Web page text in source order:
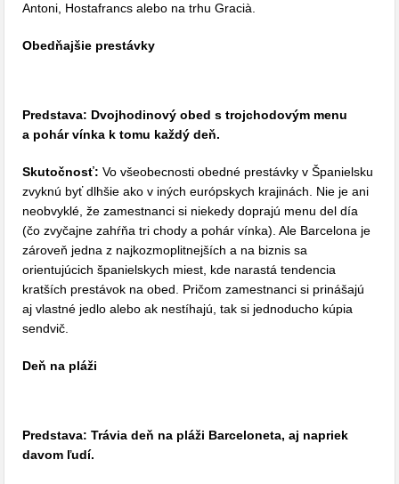
Antoni, Hostafrancs alebo na trhu Gracià.
Obedňajšie prestávky
Predstava: Dvojhodinový obed s trojchodovým menu
a pohár vínka k tomu každý deň.
Skutočnosť: Vo všeobecnosti obedné prestávky v Španielsku
zvyknú byť dlhšie ako v iných európskych krajinách. Nie je ani
neobvyklé, že zamestnanci si niekedy doprajú menu del día
(čo zvyčajne zahŕňa tri chody a pohár vínka). Ale Barcelona je
zároveň jedna z najkozmoplitnejších a na biznis sa
orientujúcich španielskych miest, kde narastá tendencia
kratších prestávok na obed. Pričom zamestnanci si prinášajú
aj vlastné jedlo alebo ak nestíhajú, tak si jednoducho kúpia
sendvič.
Deň na pláži
Predstava: Trávia deň na pláži Barceloneta, aj napriek
davom ľudí.